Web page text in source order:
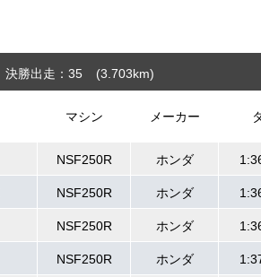
決勝出走：35 (3.703km)
マシン メーカー
NSF250R ホンダ
NSF250R ホンダ
NSF250R ホンダ
NSF250R ホンダ